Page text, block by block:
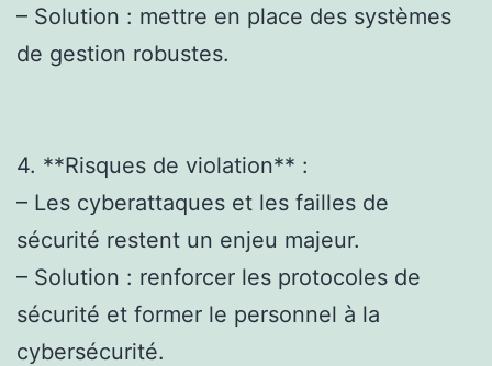
– Solution : mettre en place des systèmes
de gestion robustes.
4. **Risques de violation** :
– Les cyberattaques et les failles de
sécurité restent un enjeu majeur.
– Solution : renforcer les protocoles de
sécurité et former le personnel à la
cybersécurité.